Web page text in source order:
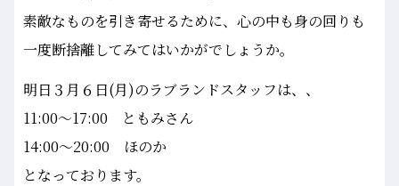
素敵なものを引き寄せるために、心の中も身の回りも
一度断捨離してみてはいかがでしょうか。
明日３月６日(月)のラブランドスタッフは、、
11:00～17:00 ともみさん
14:00～20:00 ほのか
となっております。